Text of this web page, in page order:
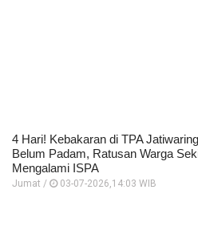
4 Hari! Kebakaran di TPA
Belum Padam, Ratusan Warga
Mengalami ISPA
Jumat / 03-07-2026,14:03 WIB